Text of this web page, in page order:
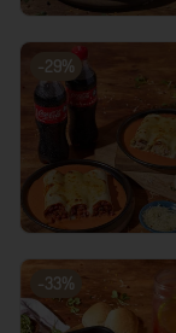
-29%
-33%